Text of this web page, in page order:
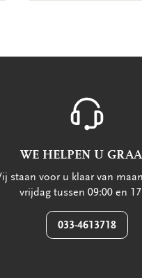
WE HELPEN U
staan voor u klaar van
vrijdag tussen 09:00 en
033-4613718